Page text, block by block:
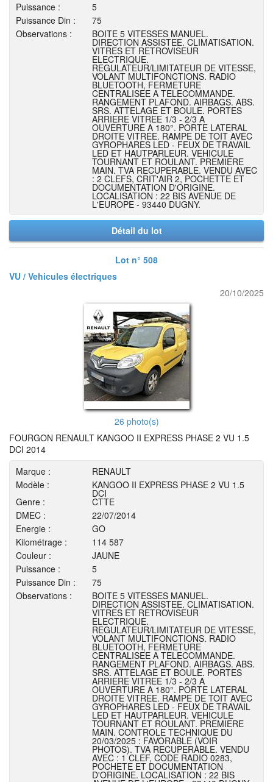
Puissance :
5
Puissance Din :
75
Observations :
BOITE 5 VITESSES MANUEL.
DIRECTION ASSISTEE. CLIMATISATION.
VITRES ET RETROVISEUR
ELECTRIQUE.
REGULATEUR/LIMITATEUR DE VITESSE,
VOLANT MULTIFONCTIONS. RADIO
BLUETOOTH, FERMETURE
CENTRALISEE A TELECOMMANDE.
RANGEMENT PLAFOND. AIRBAGS. ABS.
SRS. ATTELAGE ET BOULE. PORTES
ARRIERE VITREE 1/3 - 2/3 A
OUVERTURE A 180°. PORTE LATERAL
DROITE VITREE. RAMPE DE TOIT AVEC
GYROPHARES LED - FEUX DE TRAVAIL
LED ET HAUTPARLEUR. VEHICULE
TOURNANT ET ROULANT. PREMIERE
MAIN. TVA RECUPERABLE. VENDU AVEC
: 2 CLEFS, CRIT'AIR 2, POCHETTE ET
DOCUMENTATION D'ORIGINE.
LOCALISATION : 22 BIS AVENUE DE
L'EUROPE - 93440 DUGNY.
Détail du lot
Lot n° 508
VU / Vehicules électriques
20/10/2025
26 photo(s)
FOURGON RENAULT KANGOO II EXPRESS PHASE 2 VU 1.5
DCI 2014
Marque :
RENAULT
Modèle :
KANGOO II EXPRESS PHASE 2 VU 1.5
DCI
Genre :
CTTE
DMEC :
22/07/2014
Energie :
GO
Kilométrage :
114 587
Couleur :
JAUNE
Puissance :
5
Puissance Din :
75
Observations :
BOITE 5 VITESSES MANUEL.
DIRECTION ASSISTEE. CLIMATISATION.
VITRES ET RETROVISEUR
ELECTRIQUE.
REGULATEUR/LIMITATEUR DE VITESSE,
VOLANT MULTIFONCTIONS. RADIO
BLUETOOTH, FERMETURE
CENTRALISEE A TELECOMMANDE.
RANGEMENT PLAFOND. AIRBAGS. ABS.
SRS. ATTELAGE ET BOULE. PORTES
ARRIERE VITREE 1/3 - 2/3 A
OUVERTURE A 180°. PORTE LATERAL
DROITE VITREE. RAMPE DE TOIT AVEC
GYROPHARES LED - FEUX DE TRAVAIL
LED ET HAUTPARLEUR. VEHICULE
TOURNANT ET ROULANT. PREMIERE
MAIN. CONTROLE TECHNIQUE DU
20/03/2025 : FAVORABLE (VOIR
PHOTOS). TVA RECUPERABLE. VENDU
AVEC : 1 CLEF, CODE RADIO 0283,
POCHETE ET DOCUMENTATION
D'ORIGINE. LOCALISATION : 22 BIS